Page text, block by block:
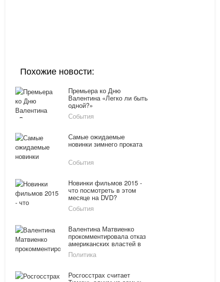
Похожие новости:
Премьера ко Дню
Валентина «Легко ли быть
одной?»
События
Самые ожидаемые
новинки зимнего проката
События
Новинки фильмов 2015 -
что посмотреть в этом
месяце на DVD?
События
Валентина Матвиенко
прокомментировала отказ
американских властей в
выдаче визы
Политика
Росгосстрах считает